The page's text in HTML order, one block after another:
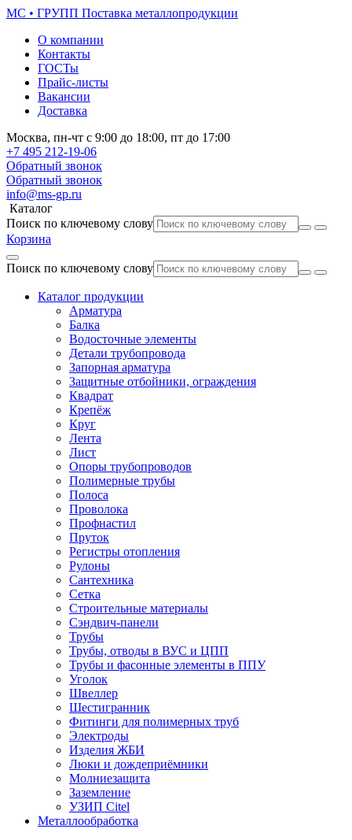
МС • ГРУПП Поставка металлопродукции
О компании
Контакты
ГОСТы
Прайс-листы
Вакансии
Доставка
Москва, пн-чт с 9:00 до 18:00, пт до 17:00
+7 495 212-19-06
Обратный звонок
Обратный звонок
info@ms-gp.ru
Каталог
Поиск по ключевому слову
Корзина
Поиск по ключевому слову
Каталог продукции
Арматура
Балка
Водосточные элементы
Детали трубопровода
Запорная арматура
Защитные отбойники, ограждения
Квадрат
Крепёж
Круг
Лента
Лист
Опоры трубопроводов
Полимерные трубы
Полоса
Проволока
Профнастил
Пруток
Регистры отопления
Рулоны
Сантехника
Сетка
Строительные материалы
Сэндвич-панели
Трубы
Трубы, отводы в ВУС и ЦПП
Трубы и фасонные элементы в ППУ
Уголок
Швеллер
Шестигранник
Фитинги для полимерных труб
Электроды
Изделия ЖБИ
Люки и дождеприёмники
Молниезащита
Заземление
УЗИП Citel
Металлообработка